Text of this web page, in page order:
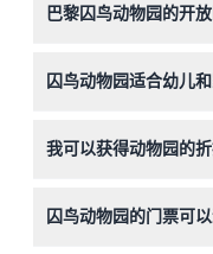
巴黎囚鸟动物园的开
场时间为闭园前一小
囚鸟动物园适合幼儿
同，一名成人最多可
我可以获得动物园的
26岁以下游客、教育
囚鸟动物园的门票可